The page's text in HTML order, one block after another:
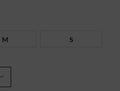
M S